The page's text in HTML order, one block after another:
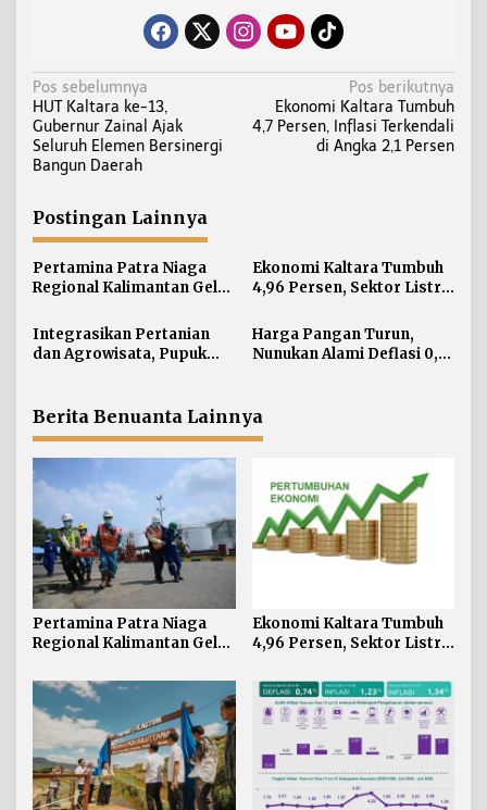
N
a
v
i
a
s
i
p
o
s
Pos sebelumnya
HUT Kaltara ke-13,
Gubernur Zainal Ajak
Seluruh Elemen Bersinergi
Bangun Daerah
Pos berikutnya
Ekonomi Kaltara Tumbuh
4,7 Persen, Inflasi Terkendali
di Angka 2,1 Persen
Postingan Lainnya
Pertamina Patra Niaga
Regional Kalimantan Gelar
Fuel Terminal Tarakan
Ekonomi Kaltara Tumbuh
4,96 Persen, Sektor Listrik
Integrasikan Pertanian
dan Agrowisata, Pupuk
Bulutana Sulsel
Harga Pangan Turun,
Nunukan Alami Deflasi 0,74
Berita Benuanta Lainnya
Pertamina Patra Niaga
Regional Kalimantan Gelar
Fuel Terminal Tarakan
Ekonomi Kaltara Tumbuh
4,96 Persen, Sektor Listrik